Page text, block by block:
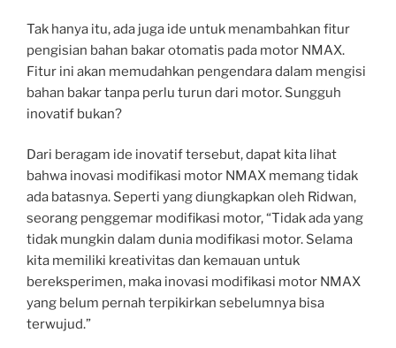
Tak hanya itu, ada juga ide untuk menambahkan fitur
pengisian bahan bakar otomatis pada motor NMAX.
Fitur ini akan memudahkan pengendara dalam mengisi
bahan bakar tanpa perlu turun dari motor. Sungguh
inovatif bukan?
Dari beragam ide inovatif tersebut, dapat kita lihat
bahwa inovasi modifikasi motor NMAX memang tidak
ada batasnya. Seperti yang diungkapkan oleh Ridwan,
seorang penggemar modifikasi motor, “Tidak ada yang
tidak mungkin dalam dunia modifikasi motor. Selama
kita memiliki kreativitas dan kemauan untuk
bereksperimen, maka inovasi modifikasi motor NMAX
yang belum pernah terpikirkan sebelumnya bisa
terwujud.”